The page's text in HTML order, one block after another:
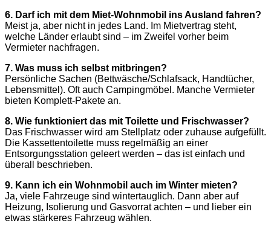
6. Darf ich mit dem Miet-Wohnmobil ins Ausland fahren?
Meist ja, aber nicht in jedes Land. Im Mietvertrag steht,
welche Länder erlaubt sind – im Zweifel vorher beim
Vermieter nachfragen.
7. Was muss ich selbst mitbringen?
Persönliche Sachen (Bettwäsche/Schlafsack, Handtücher,
Lebensmittel). Oft auch Campingmöbel. Manche Vermieter
bieten Komplett-Pakete an.
8. Wie funktioniert das mit Toilette und Frischwasser?
Das Frischwasser wird am Stellplatz oder zuhause aufgefüllt.
Die Kassettentoilette muss regelmäßig an einer
Entsorgungsstation geleert werden – das ist einfach und
überall beschrieben.
9. Kann ich ein Wohnmobil auch im Winter mieten?
Ja, viele Fahrzeuge sind wintertauglich. Dann aber auf
Heizung, Isolierung und Gasvorrat achten – und lieber ein
etwas stärkeres Fahrzeug wählen.